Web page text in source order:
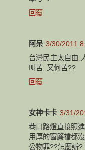
回覆
阿呆 3/30/2011
台灣民主太自由,
叫苦, 又何苦??
回覆
女神卡卡 3/31/
巷口路燈直接照
用厚的窗簾擋都
公物罪??怎麼辦?